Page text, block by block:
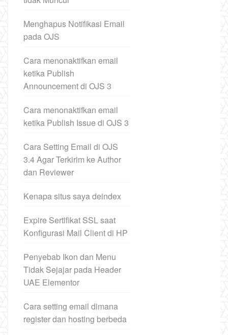
Menghapus Notifikasi Email
pada OJS
Cara menonaktifkan email
ketika Publish
Announcement di OJS 3
Cara menonaktifkan email
ketika Publish Issue di OJS 3
Cara Setting Email di OJS
3.4 Agar Terkirim ke Author
dan Reviewer
Kenapa situs saya deindex
Expire Sertifikat SSL saat
Konfigurasi Mail Client di HP
Penyebab Ikon dan Menu
Tidak Sejajar pada Header
UAE Elementor
Cara setting email dimana
register dan hosting berbeda